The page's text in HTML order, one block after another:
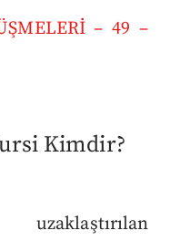
– 49 –
Kimdir?